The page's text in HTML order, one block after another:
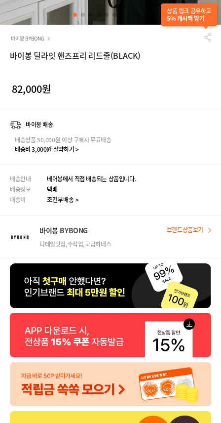
상품 링크 공유하고
5% 캐시백 받기
바이봉 BYBONG
바이봉 딜라잇 핸즈프리 리드줄(BLACK)
82,000원
바이봉 배송
배송상품 50,000원 이상 구매시 무료배송
배송비 3,000원 절약하기 >
배송안내
베어봉에서 직접 배송되는 상품입니다.
배송정보
택배
배송비
조건부배송 >
바이봉 BYBONG
디테일맛집,수작업,고급하네스
브랜드상품보기